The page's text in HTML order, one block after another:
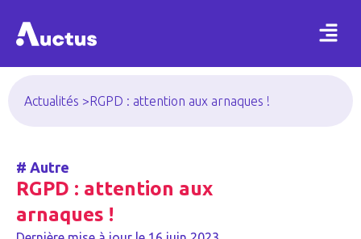
Actualités >RGPD : attention aux arnaques !
# Autre
RGPD : attention aux
arnaques !